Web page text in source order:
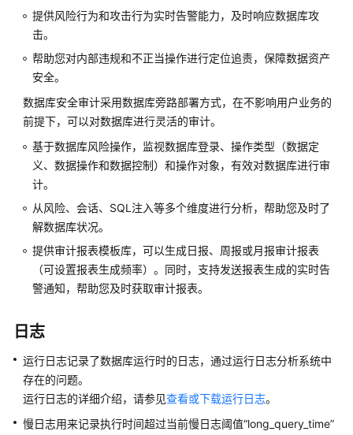
Server
品
优
势
型
应
用
产
功
能
品
列
实
例
提供风险行为和攻击行为实时告警能力，及时响应数据库攻
击。
帮助您对内部违规和不正当操作进行定位追责，保障数据资产
安全。
数据库安全审计采用数据库旁路部署方式，在不影响用户业务的
前提下，可以对数据库进行灵活的审计。
基于数据库风险操作，监视数据库登录、操作类型（数据定
义、数据操作和数据控制）和操作对象，有效对数据库进行审
计。
从风险、会话、SQL注入等多个维度进行分析，帮助您及时了
解数据库状况。
提供审计报表模板库，可以生成日报、周报或月报审计报表
（可设置报表生成频率）。同时，支持发送报表生成的实时告
警通知，帮助您及时获取审计报表。
日志
运行日志记录了数据库运行时的日志，通过运行日志分析系统中
存在的问题。
运行日志的详细介绍，请参见查看或下载运行日志。
慢日志用来记录执行时间超过当前慢日志阈值“long_query_time”